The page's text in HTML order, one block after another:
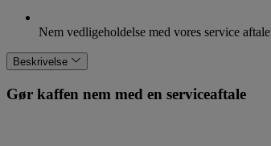
Nem vedligeholdelse med vores service aftale
Beskrivelse
Gør kaffen nem med en serviceaftale